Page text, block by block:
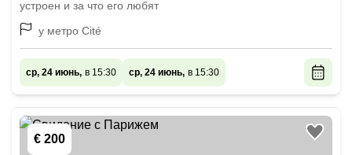
устроен и за что его любят
у метро Cité
ср, 24 июнь, в 15:30 ср, 24 июнь, в 15:30
€ 200